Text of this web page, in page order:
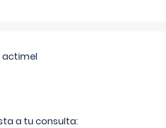
actimel
a tu consulta: